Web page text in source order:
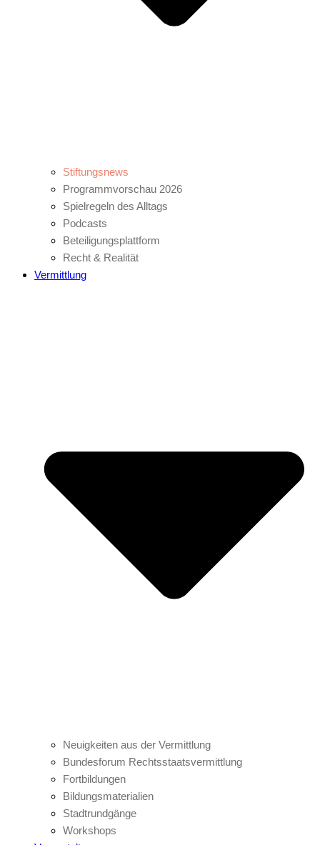
Stiftungsnews
Programmvorschau 2026
Spielregeln des Alltags
Podcasts
Beteiligungsplattform
Recht & Realität
Vermittlung
Neuigkeiten aus der Vermittlung
Bundesforum Rechtsstaatsvermittlung
Fortbildungen
Bildungsmaterialien
Stadtrundgänge
Workshops